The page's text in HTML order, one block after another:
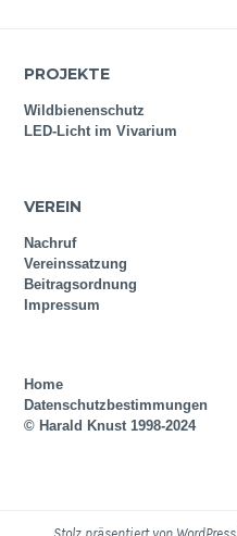
PROJEKTE
Wildbienenschutz
LED-Licht im Vivarium
VEREIN
Nachruf
Vereinssatzung
Beitragsordnung
Impressum
Home
Datenschutzbestimmungen
© Harald Knust 1998-2024